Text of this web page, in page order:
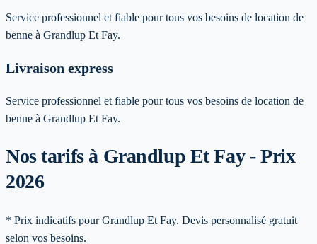
Service professionnel et fiable pour tous vos besoins de location de
benne à Grandlup Et Fay.
Livraison express
Service professionnel et fiable pour tous vos besoins de location de
benne à Grandlup Et Fay.
Nos tarifs à Grandlup Et Fay - Prix
2026
* Prix indicatifs pour Grandlup Et Fay. Devis personnalisé gratuit
selon vos besoins.